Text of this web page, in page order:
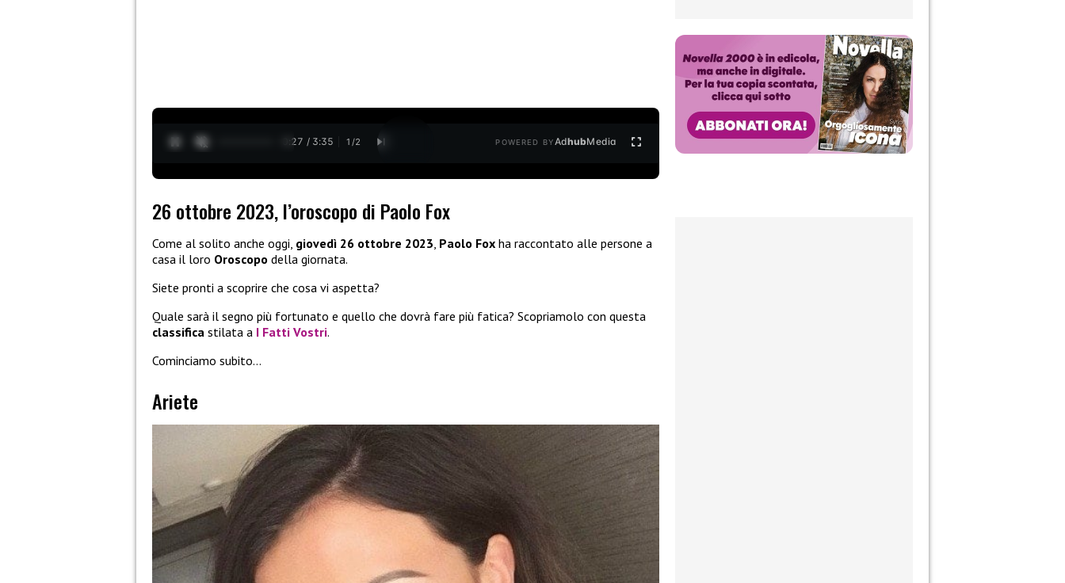
0:28 / 3:35 1 /2 POWERED BYAdhubMedia
26 ottobre 2023, l’oroscopo di Paolo Fox
Come al solito anche oggi, giovedì 26 ottobre 2023, Paolo Fox ha raccontato alle persone a
casa il loro Oroscopo della giornata.
Siete pronti a scoprire che cosa vi aspetta?
Quale sarà il segno più fortunato e quello che dovrà fare più fatica? Scopriamolo con questa
classifica stilata a I Fatti Vostri.
Cominciamo subito…
Ariete